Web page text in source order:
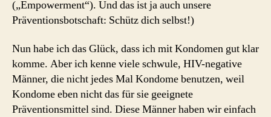
(„Empowerment“). Und das ist ja auch unsere
Präventionsbotschaft: Schütz dich selbst!)
Nun habe ich das Glück, dass ich mit Kondomen gut klar
komme. Aber ich kenne viele schwule, HIV-negative
Männer, die nicht jedes Mal Kondome benutzen, weil
Kondome eben nicht das für sie geeignete
Präventionsmittel sind. Diese Männer haben wir einfach